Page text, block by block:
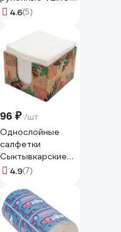
PROFESSIONAL
Comfort 150 м 2-
слойные 127096
22476
4.6(5)
96 ₽ /шт
Однослойные
салфетки
Сыктывкарские
24x24 см, со
тиснением, 100
шт., в коробке
СК1.1
4.9(7)